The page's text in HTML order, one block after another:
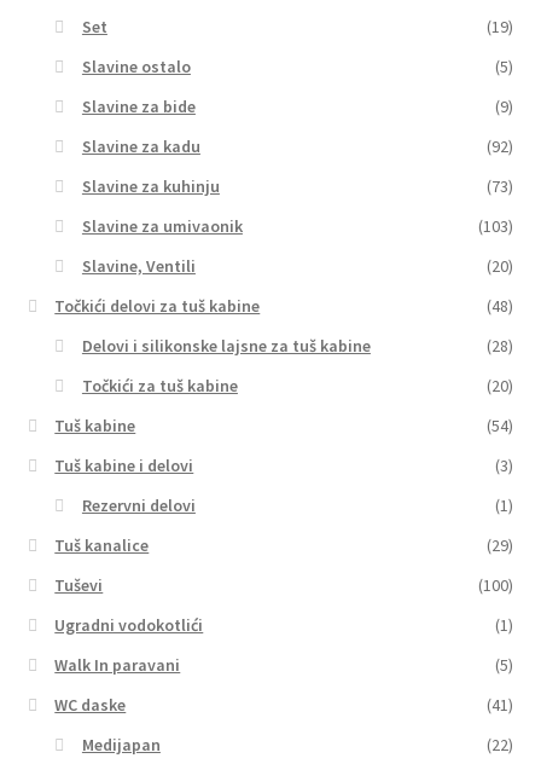
Set
(19)
Slavine ostalo
(5)
Slavine za bide
(9)
Slavine za kadu
(92)
Slavine za kuhinju
(73)
Slavine za umivaonik
(103)
Slavine, Ventili
(20)
Točkići delovi za tuš kabine
(48)
Delovi i silikonske lajsne za tuš kabine
(28)
Točkići za tuš kabine
(20)
Tuš kabine
(54)
Tuš kabine i delovi
(3)
Rezervni delovi
(1)
Tuš kanalice
(29)
Tuševi
(100)
Ugradni vodokotlići
(1)
Walk In paravani
(5)
WC daske
(41)
Medijapan
(22)